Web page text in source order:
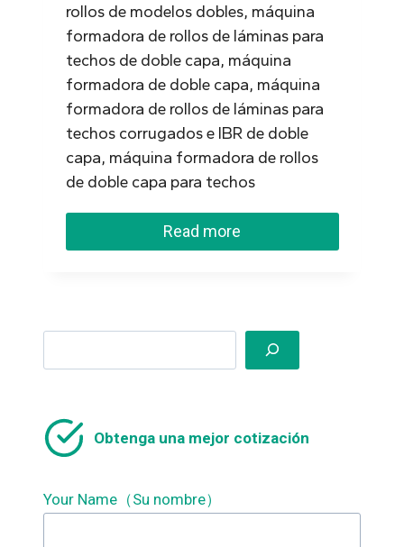
rollos de modelos dobles, máquina
formadora de rollos de láminas para
techos de doble capa, máquina
formadora de doble capa, máquina
formadora de rollos de láminas para
techos corrugados e IBR de doble
capa, máquina formadora de rollos
de doble capa para techos
Read more
Obtenga una mejor cotización
Your Name（Su nombre）